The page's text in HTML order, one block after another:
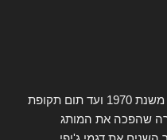
משנת 1970 ועד תום תקופת
שהפכה את המותג